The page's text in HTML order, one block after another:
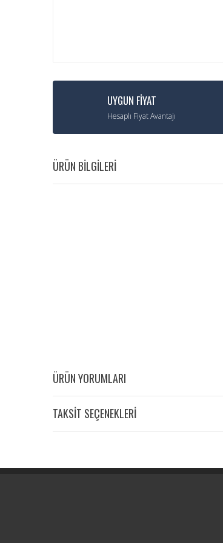
UYGUN FİYAT
Hesaplı Fiyat Avantajı
ÜRÜN BİLGİLERİ
ÜRÜN YORUMLARI
TAKSİT SEÇENEKLERİ